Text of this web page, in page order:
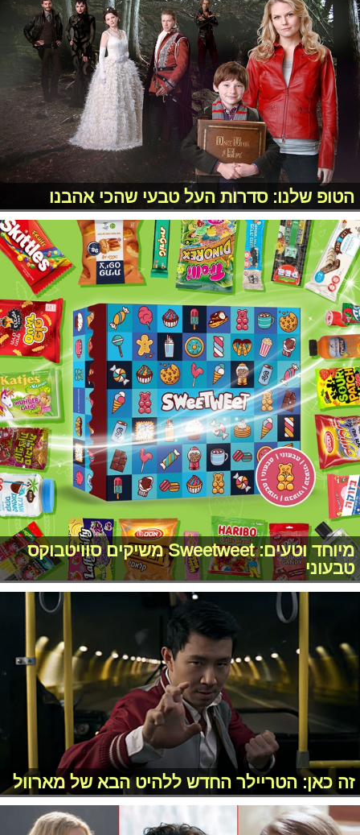
הטופ שלנו: סדרות העל טבעי שהכי אהבנו
מיוחד וטעים: Sweetweet משיקים סוויטבוקס
טבעוני
זה כאן: הטריילר החדש ללהיט הבא של מארוול